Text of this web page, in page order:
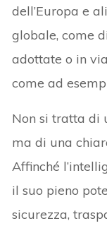
dell’Europa e
globale, come
adottate o in
come ad
Non si tratta di
ma di una
Affinché
il suo pieno
sicurezza,